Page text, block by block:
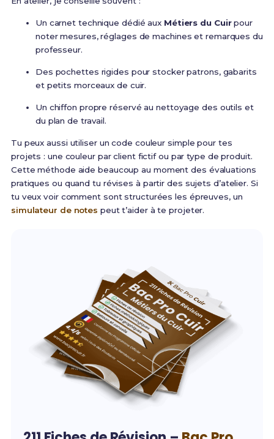
Un carnet technique dédié aux Métiers du Cuirpour
noter mesures, réglages de machines et remarques du
professeur.
Des pochettes rigides pour stocker patrons, gabarits
et petits morceaux de cuir.
Un chiffon propre réservé au nettoyage des outils et
du plan de travail.
Tu peux aussi utiliser un code couleur simple pour tes
projets : une couleur par client fictif ou par type de produit.
Cette méthode aide beaucoup au moment des évaluations
pratiques ou quand tu révises à partir des sujets d’atelier. Si
tu veux voir comment sont structurées les épreuves, un
simulateur de notes peut t’aider à te projeter.